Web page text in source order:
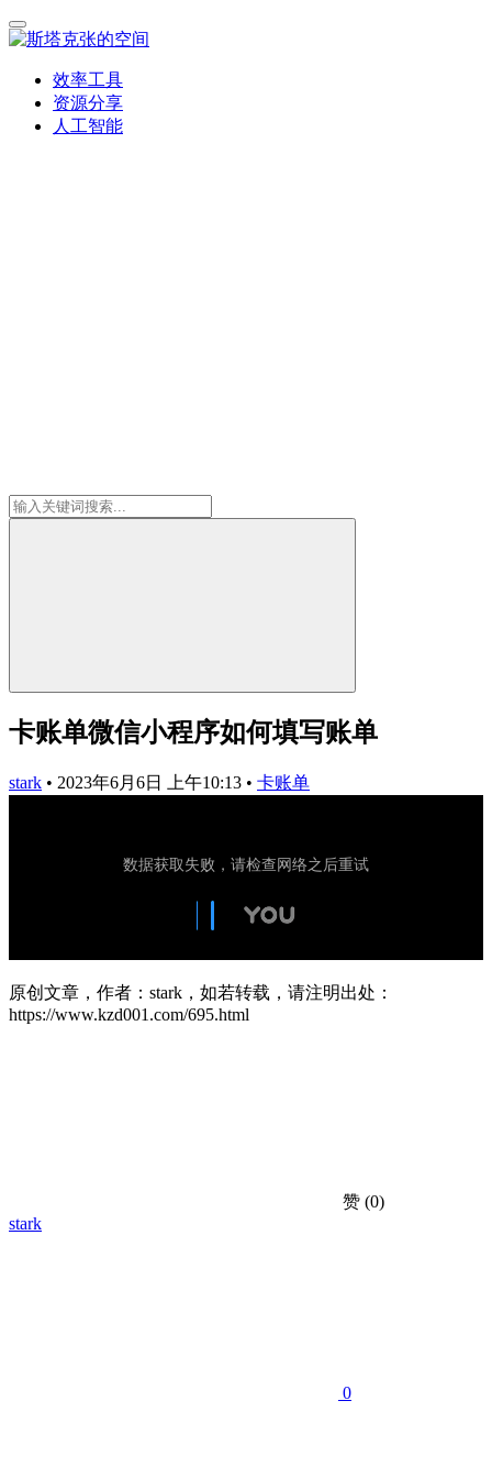
效率工具
资源分享
人工智能
卡账单微信小程序如何填写账单
stark • 2023年6月6日 上午10:13 • 卡账单
原创文章，作者：stark，如若转载，请注明出处：
https://www.kzd001.com/695.html
赞 (0)
stark
0